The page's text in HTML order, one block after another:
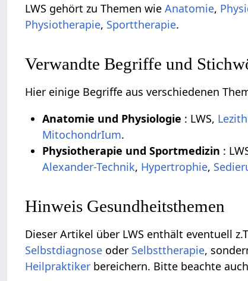
LWS gehört zu Themen wieAnatomie,
Physiotherapie, Sporttherapie.
Verwandte Begriffe und
Hier einige Begriffe aus verschiedenen
Anatomie und Physiologie : LWS,
MitochondrIum.
Physiotherapie und Sportmedizin :
Alexander-Technik, Hypertrophie,
Hinweis Gesundheitsthemen
Dieser Artikel über LWS enthält eventuell
Selbstdiagnose oder Selbsttherapie,
Heilpraktiker bereichern. Bitte beachte